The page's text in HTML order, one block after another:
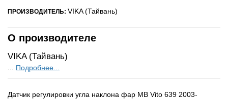
ПРОИЗВОДИТЕЛЬ: VIKA (Тайвань)
О производителе
VIKA (Тайвань)
Подробнее...
Датчик регулировки угла наклона фар MB Vito 639 2003-